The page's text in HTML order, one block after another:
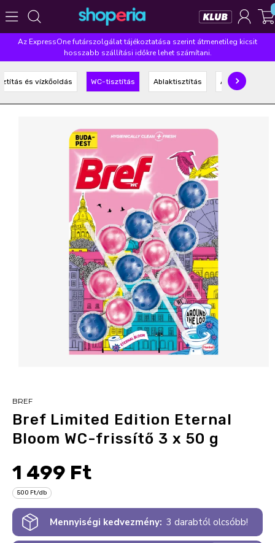
Népszerű kategóriák
Szépségápolás Élelmiszer Mosás Mosogatás
Takarítás Baba-mama Háztartás
Pampers Lenor Violeta Coccolino
Népszerű keresések
leukoplast ariel lenor finish pampers
Az ExpressOne futárszolgálat tájékoztatása szerint átmenetileg kicsit
hosszabb szállítási időkre lehet számítani.
és vízkőoldás WC-tisztítás Ablaktisztítás Általános
BREF
Bref Limited Edition Eternal
Bloom WC-frissítő 3 x 50 g
1 499 Ft
500 Ft/db
Mennyiségi kedvezmény: 3 darabtól olcsóbb!